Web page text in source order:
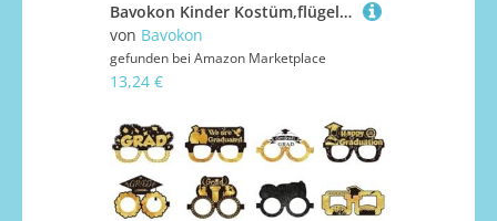
Bavokon Kinder Kostüm,flügel Halloween - Vliesstoff Kinderkostüm Zubehör für Tier Motive Karneval Faschingsparty
von Bavokon
gefunden bei Amazon Marketplace
13,24 €